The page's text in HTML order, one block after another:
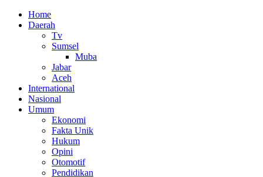
Home
Daerah
Tv
Sumsel
Muba
Jabar
Aceh
International
Nasional
Umum
Ekonomi
Fakta Unik
Hukum
Opini
Otomotif
Pendidikan